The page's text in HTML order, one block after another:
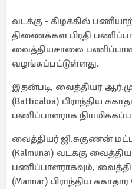
வடக்கு - கிழக்கில்
திணைக்கள பிரதி
வைத்தியசாலை
வழங்கப்பட்டுள்ளது.
இதன்படி, வைத்தியர்
(Batticaloa) பிராந்திய
பணிப்பாளராக
வைத்தியர் ஜி.சுகுணன்
(Kalmunai) வடக்கு
பணிப்பாளராகவும்,
(Mannar) பிராந்திய